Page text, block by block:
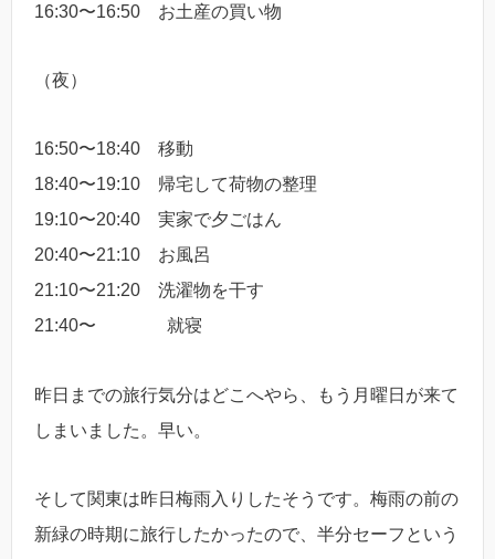
16:30〜16:50 お土産の買い物
（夜）
16:50〜18:40 移動
18:40〜19:10 帰宅して荷物の整理
19:10〜20:40 実家で夕ごはん
20:40〜21:10 お風呂
21:10〜21:20 洗濯物を干す
21:40〜 就寝
昨日までの旅行気分はどこへやら、もう月曜日が来て
しまいました。早い。
そして関東は昨日梅雨入りしたそうです。梅雨の前の
新緑の時期に旅行したかったので、半分セーフという